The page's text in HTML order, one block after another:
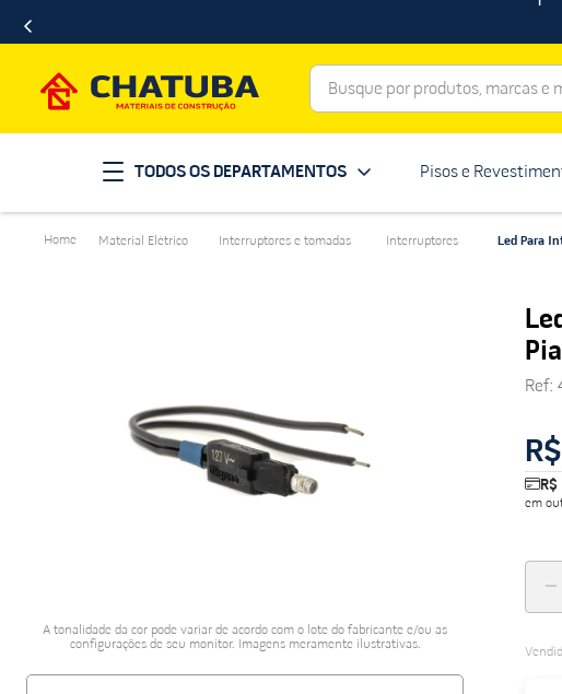
Busque por produtos, marcas e
TODOS OS DEPARTAMENTOS Pisos e
Material Elétrico Interruptores e tomadas Interruptores Led Para
A tonalidade da cor pode variar de acordo com o lote do fabricante e/ou as
configurações de seu monitor. Imagens meramente ilustrativas.
Ref:
em
1 º porcelanato
2º telha
revestimento
vaso sanitário
9º